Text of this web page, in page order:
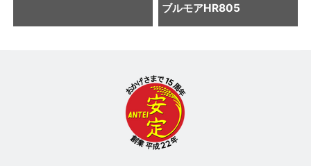
ブルモアHR805